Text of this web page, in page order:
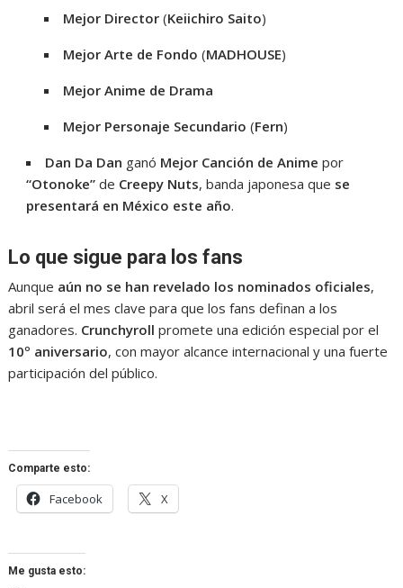
Mejor Director (Keiichiro Saito)
Mejor Arte de Fondo (MADHOUSE)
Mejor Anime de Drama
Mejor Personaje Secundario (Fern)
Dan Da Dan ganó Mejor Canción de Anime por
“Otonoke” de Creepy Nuts, banda japonesa que se
presentará en México este año.
Lo que sigue para los fans
Aunque aún no se han revelado los nominados oficiales,
abril será el mes clave para que los fans definan a los
ganadores. Crunchyroll promete una edición especial por el
10º aniversario, con mayor alcance internacional y una fuerte
participación del público.
Comparte esto:
Facebook X
Me gusta esto: